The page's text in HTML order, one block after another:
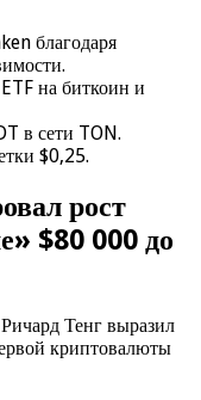
благодаря
на биткоин и
в сети TON.
$0,25.
рост
$80 000 до
Тенг выразил
криптовалюты